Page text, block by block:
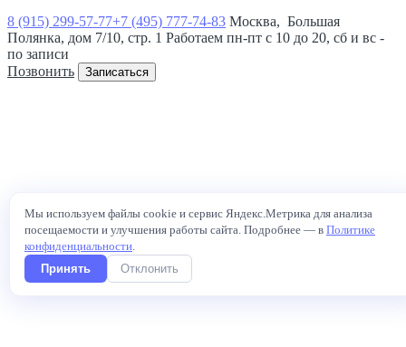
8 (915) 299-57-77+7 (495) 777-74-83 Москва, Большая
Полянка, дом 7/10, стр. 1 Работаем пн-пт с 10 до 20, сб и вс -
по записи
Позвонить
Записаться
Мы используем файлы cookie и сервис Яндекс.Метрика для анализа
посещаемости и улучшения работы сайта. Подробнее — в Политике
конфиденциальности.
Принять
Отклонить